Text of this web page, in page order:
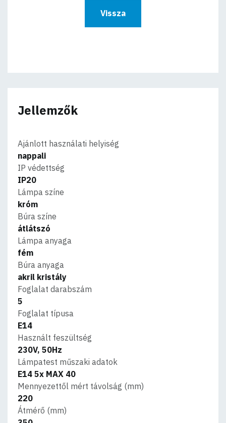
Vissza
Jellemzők
Ajánlott használati helyiség
nappali
IP védettség
IP20
Lámpa színe
króm
Búra színe
átlátszó
Lámpa anyaga
fém
Búra anyaga
akril kristály
Foglalat darabszám
5
Foglalat típusa
E14
Használt feszültség
230V, 50Hz
Lámpatest műszaki adatok
E14 5x MAX 40
Mennyezettől mért távolság (mm)
220
Átmérő (mm)